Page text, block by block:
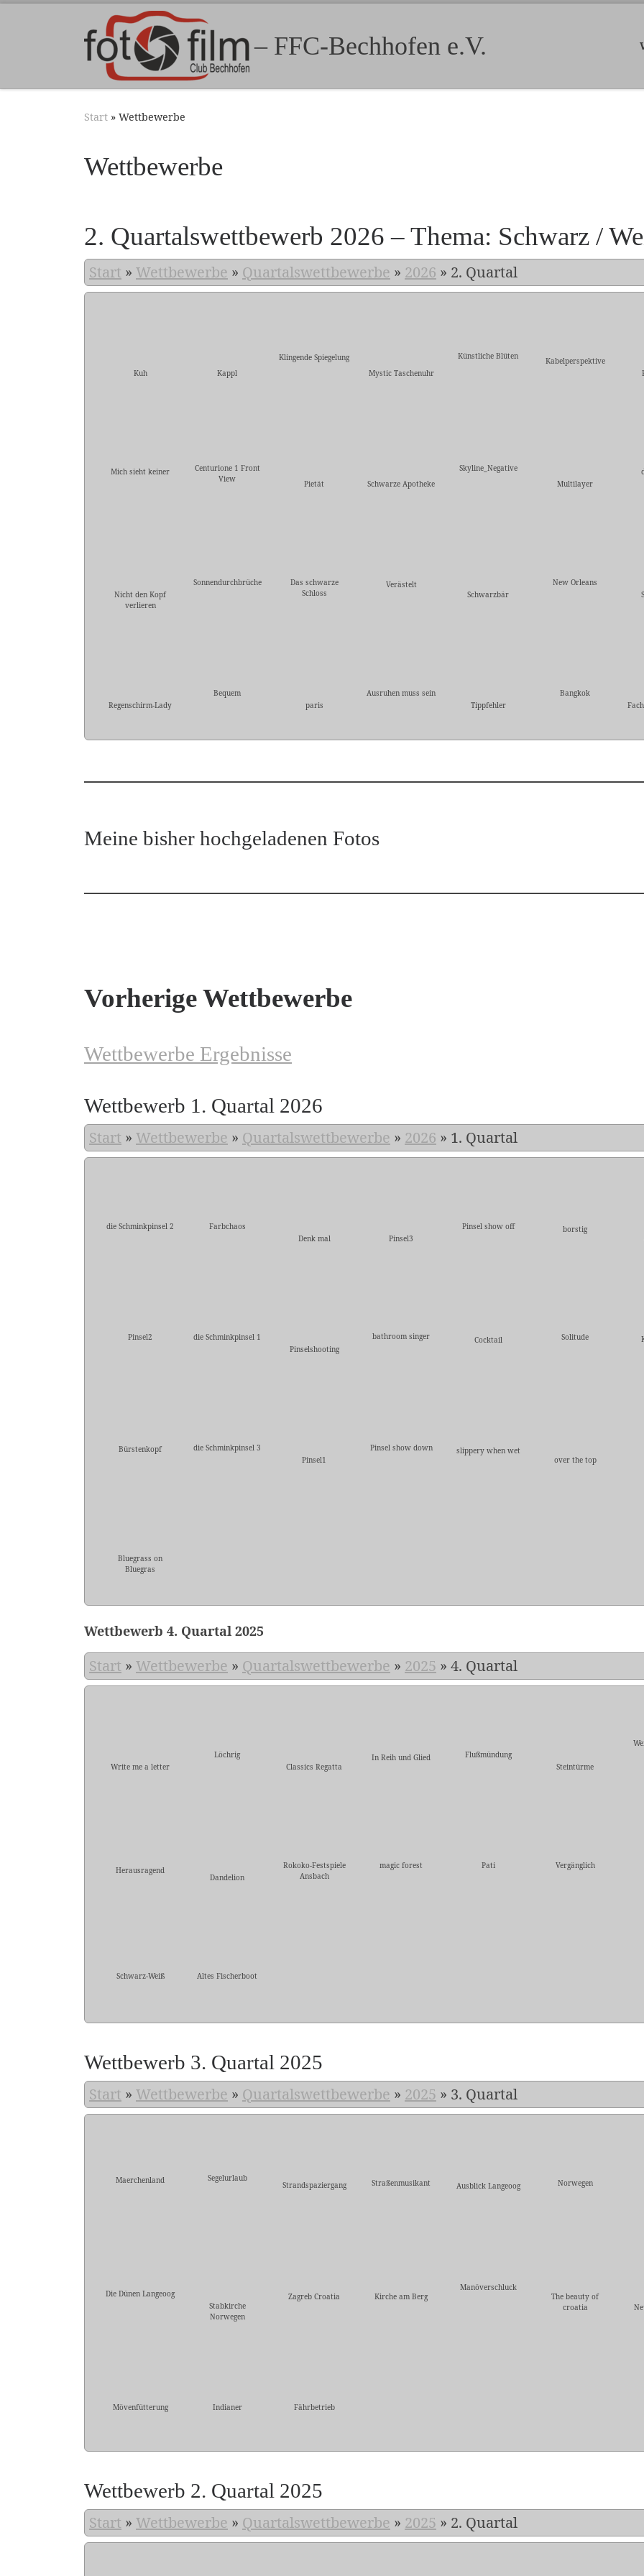
Zum Inhalt springen
– FFC-Bechhofen e.V.
Start » Wettbewerbe
Wettbewerbe
2. Quartalswettbewerb 2026 – Thema: Schwarz /
Start » Wettbewerbe » Quartalswettbewerbe » 2026 » 2. Quartal
Kuh Kappl
Klingende Spiegelung
Mystic Taschenuhr
Künstliche Blüten
Kabelperspektive
Mich sieht keiner
Centurione 1 Front
View
Pietät Schwarze Apotheke
Skyline_Negative
Multilayer
Nicht den Kopf
verlieren
Sonnendurchbrüche
Das schwarze
Schloss
Verästelt
Schwarzbär
New Orleans
Regenschirm-Lady
Bequem
paris
Ausruhen muss sein
Tippfehler
Bangkok
Meine bisher hochgeladenen Fotos
Vorherige Wettbewerbe
Wettbewerbe Ergebnisse
Wettbewerb 1. Quartal 2026
Start » Wettbewerbe » Quartalswettbewerbe » 2026 » 1. Quartal
die Schminkpinsel 2
Farbchaos
Denk mal
Pinsel3
Pinsel show off
borstig
Pinsel2
die Schminkpinsel 1
Pinselshooting
bathroom singer Cocktail Solitude
Bürstenkopf
die Schminkpinsel 3
Pinsel1
Pinsel show down
slippery when wet
over the top
Bluegrass on
Bluegras
Wettbewerb 4. Quartal 2025
Start » Wettbewerbe » Quartalswettbewerbe » 2025 » 4. Quartal
Write me a letter
Löchrig
Classics Regatta
In Reih und Glied
Flußmündung
Steintürme
Herausragend
Dandelion
Rokoko-Festspiele
Ansbach
magic forest Pati Vergänglich
Schwarz-Weiß Altes Fischerboot
Wettbewerb 3. Quartal 2025
Start » Wettbewerbe » Quartalswettbewerbe » 2025 » 3. Quartal
Maerchenland Segelurlaub
Strandspaziergang Straßenmusikant Ausblick Langeoog Norwegen
Die Dünen Langeoog
Stabkirche
Norwegen
Zagreb Croatia Kirche am Berg
Manöverschluck
The beauty of
croatia
Mövenfütterung Indianer Fährbetrieb
Wettbewerb 2. Quartal 2025
Start » Wettbewerbe » Quartalswettbewerbe » 2025 » 2. Quartal